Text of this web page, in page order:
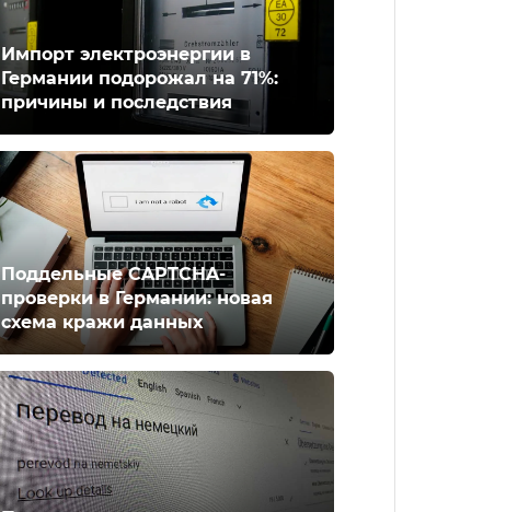
Импорт электроэнергии в
Германии подорожал на 71%:
причины и последствия
Поддельные CAPTCHA-
проверки в Германии: новая
схема кражи данных